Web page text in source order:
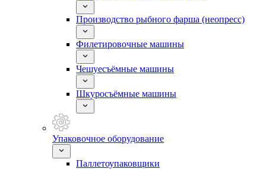
Производство рыбного фарша (неопресс)
Филетировочные машины
Чешуесъёмные машины
Шкуросъёмные машины
Упаковочное оборудование
Паллетоупаковщики